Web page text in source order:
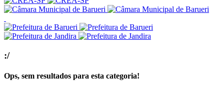
:/
Ops, sem resultados para esta categoria!